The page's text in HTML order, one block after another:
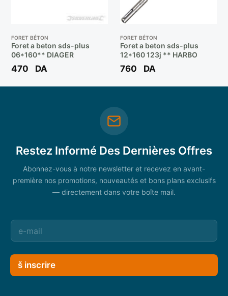
FORET BÉTON
Foret a beton sds-plus
06*160** DIAGER
470 DA
FORET BÉTON
Foret a beton sds-plus
12*160 123j ** HARBO
760 DA
Restez Informé Des Dernières Offres
Abonnez-vous à notre newsletter et recevez en avant-
première nos promotions, nouveautés et bons plans exclusifs
— directement dans votre boîte mail.
š inscrire